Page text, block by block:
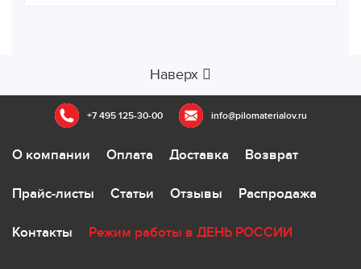
Наверх
+7 495 125-30-00 info@pilomaterialov.ru
О компании Оплата Доставка Возврат
Прайс-листы Статьи Отзывы Распродажа
Контакты Режим работы в ДЕНЬ РОССИИ